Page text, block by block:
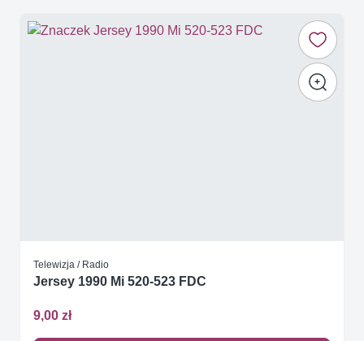
Telewizja / Radio
Jersey 1990 Mi 520-523 FDC
9,00 zł